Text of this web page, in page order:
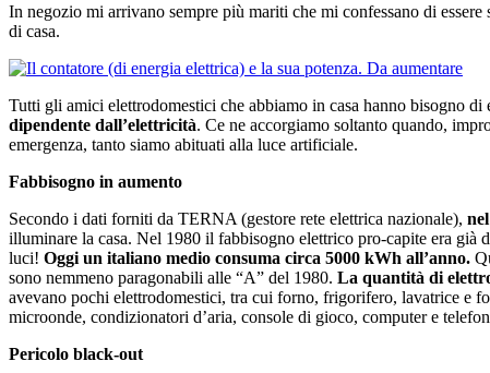
In negozio mi arrivano sempre più mariti che mi confessano di
di casa.
Tutti gli amici elettrodomestici che abbiamo in casa hanno bisogno
dipendente dall’elettricità. Ce ne accorgiamo soltanto quando,
emergenza, tanto siamo abituati alla luce artificiale.
Fabbisogno in aumento
Secondo i dati forniti da TERNA (gestore rete elettrica nazionale),
illuminare la casa. Nel 1980 il fabbisogno elettrico pro-capite era
luci! Oggi un italiano medio consuma circa 5000 kWh all’anno.
sono nemmeno paragonabili alle “A” del 1980. La quantità di
avevano pochi elettrodomestici, tra cui forno, frigorifero, lavatrice e
microonde, condizionatori d’aria, console di gioco, computer e
Pericolo black-out